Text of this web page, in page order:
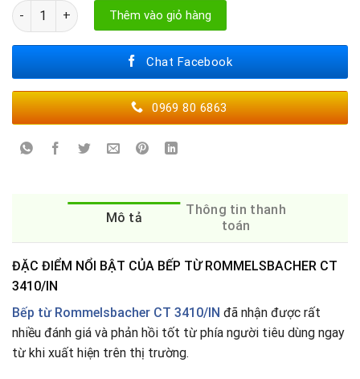
BẾP TỪ ROMMELSBACHER CT 3410/IN số lượng
Thêm vào giỏ hàng
Chat Facebook
0969 80 6863
Mô tả
Thông tin thanh
toán
ĐẶC ĐIỂM NỔI BẬT CỦA BẾP TỪ ROMMELSBACHER CT
3410/IN
Bếp từ Rommelsbacher CT 3410/IN đã nhận được rất
nhiều đánh giá và phản hồi tốt từ phía người tiêu dùng ngay
từ khi xuất hiện trên thị trường.